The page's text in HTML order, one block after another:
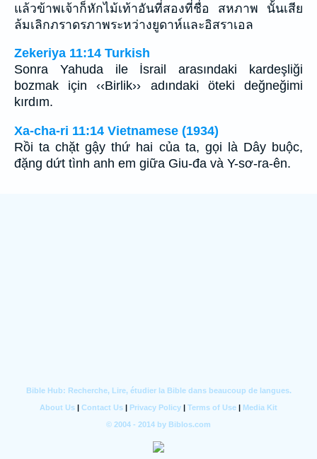
แล้วข้าพเจ้าก็หักไม้เท้าอันที่สองที่ชื่อ สหภาพ นั้นเสีย
ล้มเลิกภราดรภาพระหว่างยูดาห์และอิสราเอล
Zekeriya 11:14 Turkish
Sonra Yahuda ile İsrail arasındaki kardeşliği
bozmak için ‹‹Birlik›› adındaki öteki değneğimi
kırdım.
Xa-cha-ri 11:14 Vietnamese (1934)
Rồi ta chặt gậy thứ hai của ta, gọi là Dây buộc,
đặng dứt tình anh em giữa Giu-đa và Y-sơ-ra-ên.